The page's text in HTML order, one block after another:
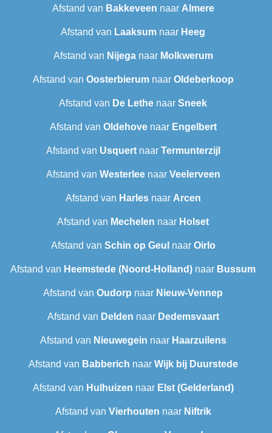
Afstand van Bakkeveen naar Almere
Afstand van Laaksum naar Heeg
Afstand van Nijeganaar Molkwerum
Afstand van Oosterbierumnaar Oldeberkoop
Afstand van De Lethe naar Sneek‎
Afstand van Oldehovenaar Engelbert
Afstand van Usquertnaar Termunterzijl
Afstand van Westerleenaar Veelerveen
Afstand van Harlesnaar Arcen
Afstand van Mechelen naar Holset
Afstand van Schin op Geul naar Oirlo
Afstand van Heemstede (Noord-Holland) naar Bussum
Afstand van Oudorp naar Nieuw-Vennep
Afstand van Delden naar Dedemsvaart
Afstand van Nieuwegein naar Haarzuilens
Afstand van Babberich naar Wijk bij Duurstede
Afstand van Hulhuizen naar Elst (Gelderland)
Afstand van Vierhouten naar Niftrik